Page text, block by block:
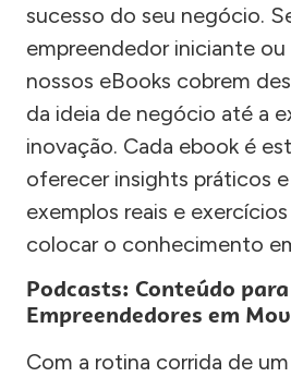
sucesso do seu negócio.
empreendedor iniciante
nossos eBooks cobrem
da ideia de negócio até a
inovação. Cada ebook é
oferecer insights práticos
exemplos reais e
colocar o conhecimento
Podcasts: Conteúdo para
Empreendedores em
Com a rotina corrida de